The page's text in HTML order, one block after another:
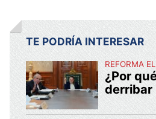
TE PODRÍA INTERESAR
REFORMA
¿Por
derribar